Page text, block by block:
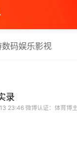
数码娱乐影视
录
23:46 微博认证：体育博主